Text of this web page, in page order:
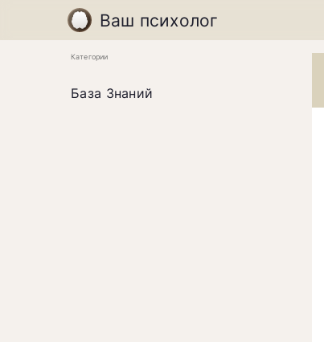
Ваш психолог
Категории
База Знаний